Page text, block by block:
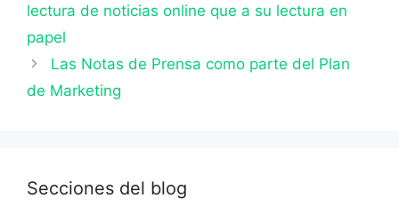
lectura de noticias online que a su lectura en
papel
Las Notas de Prensa como parte del Plan
de Marketing
Secciones del blog